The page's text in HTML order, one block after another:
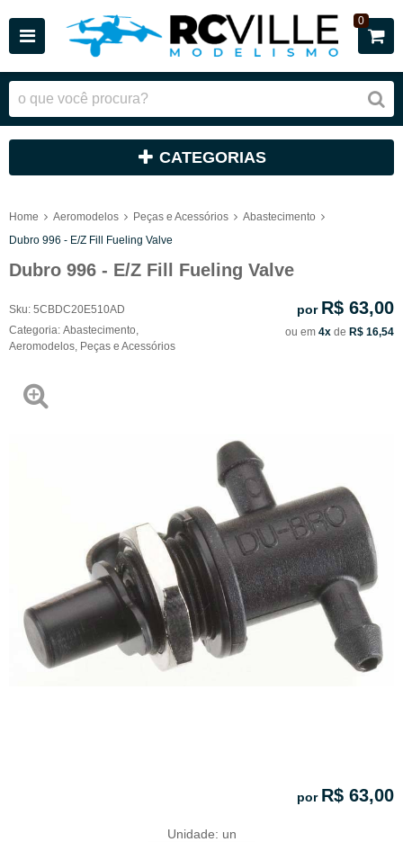
0
CATEGORIAS
Home Aeromodelos Peças e Acessórios
Abastecimento
Dubro 996 - E/Z Fill Fueling Valve
Dubro 996 - E/Z Fill Fueling Valve
Sku: 5CBDC20E510AD
Categoria: Abastecimento
Aeromodelos Peças e Acessórios
por R$ 63,00
ou em 4x de R$ 16,54
por R$ 63,00
Unidade: un